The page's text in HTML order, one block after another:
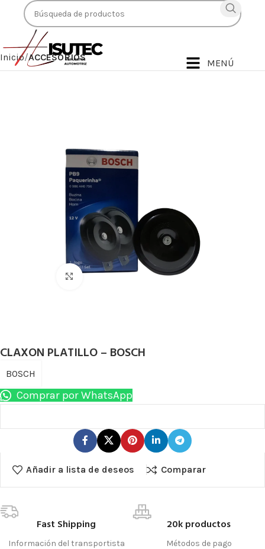
MENÚ
Inicio ACCESORIOS
Haga Click para agrandar
CLAXON PLATILLO – BOSCH
BOSCH
Comprar por WhatsApp
Añadir a lista de deseos Comparar
Fast Shipping
Información del transportista
20k productos
Métodos de pago